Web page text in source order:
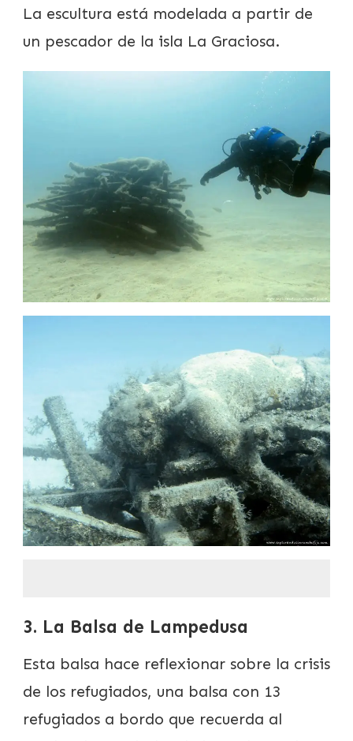
La escultura está modelada a partir de
un pescador de la isla La Graciosa.
3. La Balsa de Lampedusa
Esta balsa hace reflexionar sobre la crisis
de los refugiados, una balsa con 13
refugiados a bordo que recuerda al